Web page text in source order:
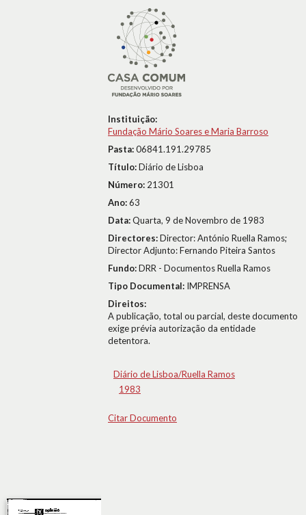
Instituição:
Fundação Mário Soares e Maria Barroso
Pasta:06841.191.29785
Título:Diário de Lisboa
Número: 21301
Ano:63
Data:Quarta, 9 de Novembro de 1983
Directores:Director: António Ruella Ramos;
Director Adjunto: Fernando Piteira Santos
Fundo:DRR - Documentos Ruella Ramos
Tipo Documental: IMPRENSA
Direitos:
A publicação, total ou parcial, deste documento
exige prévia autorização da entidade
detentora.
Diário de Lisboa/Ruella Ramos
1983
Citar Documento